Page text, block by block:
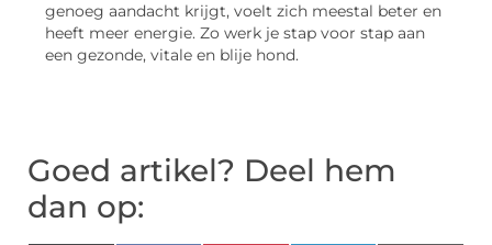
genoeg aandacht krijgt, voelt zich meestal beter en
heeft meer energie. Zo werk je stap voor stap aan
een gezonde, vitale en blije hond.
Goed artikel? Deel hem
dan op: